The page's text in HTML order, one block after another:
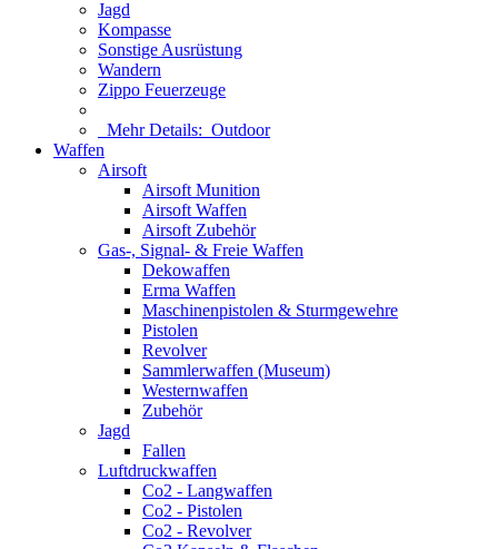
Jagd
Kompasse
Sonstige Ausrüstung
Wandern
Zippo Feuerzeuge
Mehr Details: Outdoor
Waffen
Airsoft
Airsoft Munition
Airsoft Waffen
Airsoft Zubehör
Gas-, Signal- & Freie Waffen
Dekowaffen
Erma Waffen
Maschinenpistolen & Sturmgewehre
Pistolen
Revolver
Sammlerwaffen (Museum)
Westernwaffen
Zubehör
Jagd
Fallen
Luftdruckwaffen
Co2 - Langwaffen
Co2 - Pistolen
Co2 - Revolver